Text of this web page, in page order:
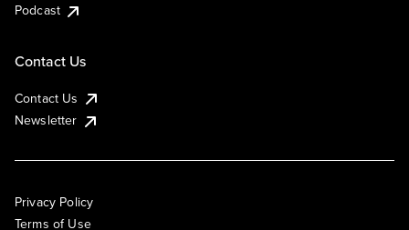
Podcast
Contact Us
Contact Us
Newsletter
Privacy Policy
Terms of Use